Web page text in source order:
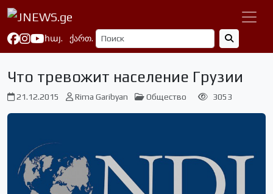
հայ. ქართ.
Что тревожит население Грузии
21.12.2015 Rima Garibyan Общество 3053